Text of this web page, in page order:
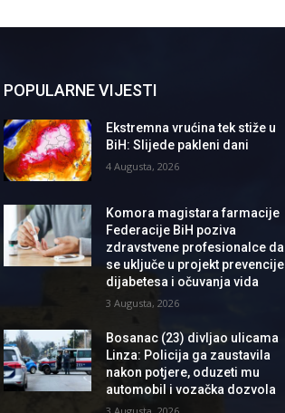
POPULARNE VIJESTI
Ekstremna vrućina tek stiže u
BiH: Slijede pakleni dani
4 Augusta, 2026
Komora magistara farmacije
Federacije BiH poziva
zdravstvene profesionalce da
se uključe u projekt prevencije
dijabetesa i očuvanja vida
3 Augusta, 2026
Bosanac (23) divljao ulicama
Linza: Policija ga zaustavila
nakon potjere, oduzeti mu
automobil i vozačka dozvola